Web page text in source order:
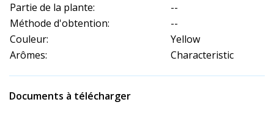
Partie de la plante:
--
Méthode d'obtention:
--
Couleur:
Yellow
Arômes:
Characteristic
Documents à télécharger